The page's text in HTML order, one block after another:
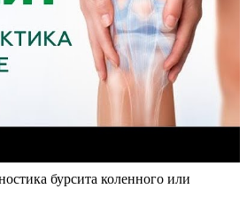
бурсита коленного или